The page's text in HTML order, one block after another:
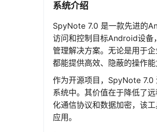
系统介绍
SpyNote 7.0 是一款先进的
访问和控制目标Android设备
管理解决方案。无论是用于
都能提供高效、隐蔽的操作
作为开源项目，SpyNote 7.0
系统中。其价值在于降低了
化通信协议和数据加密，该
应用。